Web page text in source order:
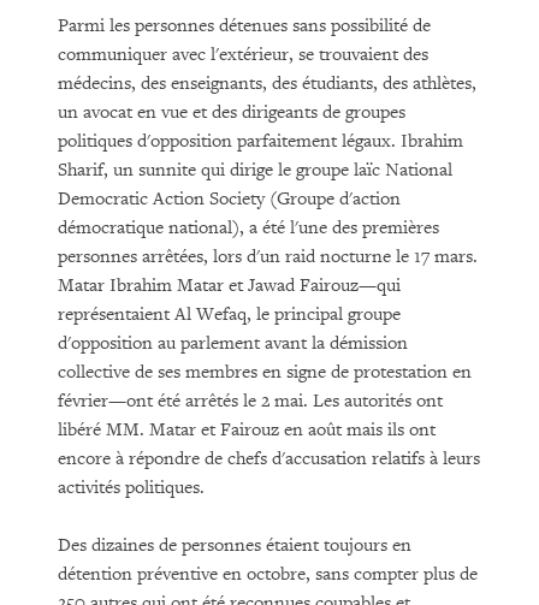
Parmi les personnes détenues sans possibilité de
communiquer avec l'extérieur, se trouvaient des
médecins, des enseignants, des étudiants, des athlètes,
un avocat en vue et des dirigeants de groupes
politiques d'opposition parfaitement légaux. Ibrahim
Sharif, un sunnite qui dirige le groupe laïc National
Democratic Action Society (Groupe d'action
démocratique national), a été l'une des premières
personnes arrêtées, lors d'un raid nocturne le 17 mars.
Matar Ibrahim Matar et Jawad Fairouz—qui
représentaient Al Wefaq, le principal groupe
d'opposition au parlement avant la démission
collective de ses membres en signe de protestation en
février—ont été arrêtés le 2 mai. Les autorités ont
libéré MM. Matar et Fairouz en août mais ils ont
encore à répondre de chefs d'accusation relatifs à leurs
activités politiques.
Des dizaines de personnes étaient toujours en
détention préventive en octobre, sans compter plus de